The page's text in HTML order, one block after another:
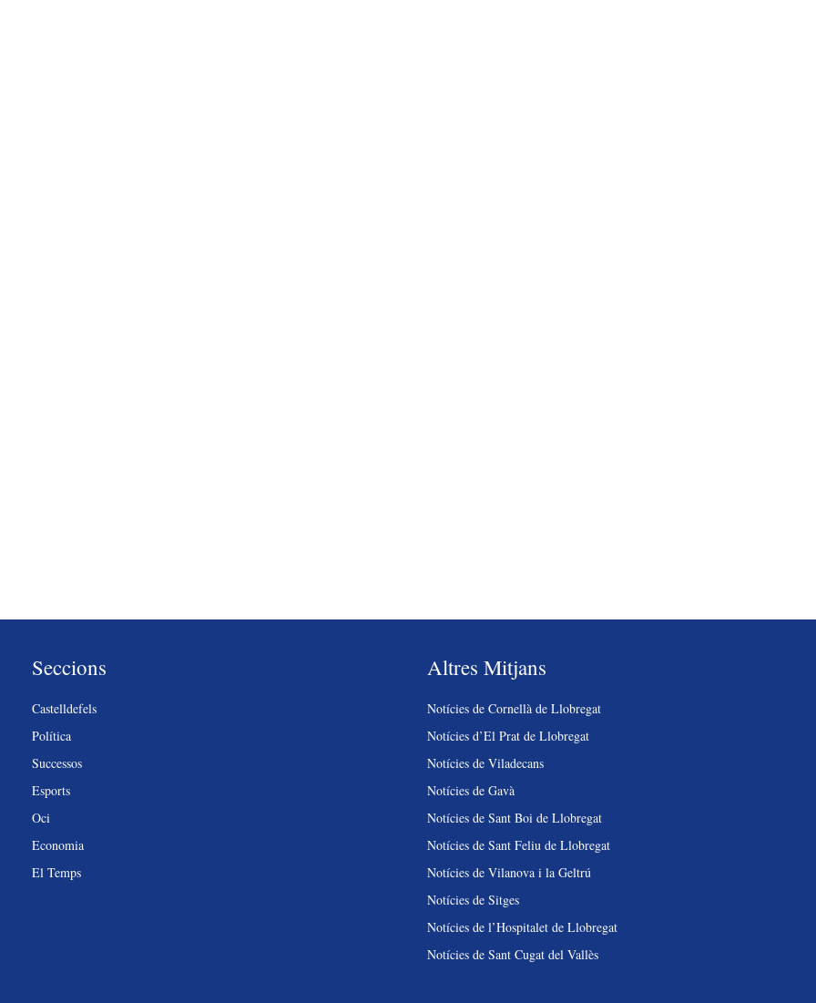
Seccions
Castelldefels
Política
Successos
Esports
Oci
Economia
El Temps
Altres Mitjans
Notícies de Cornellà de Llobregat
Notícies d’El Prat de Llobregat
Notícies de Viladecans
Notícies de Gavà
Notícies de Sant Boi de Llobregat
Notícies de Sant Feliu de Llobregat
Notícies de Vilanova i la Geltrú
Notícies de Sitges
Notícies de l’Hospitalet de Llobregat
Notícies de Sant Cugat del Vallès